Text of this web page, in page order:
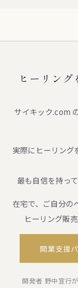
ヒーリン
サイキック.com
実際にヒーリング
最も自信を持っ
在宅で、ご自分
ヒーリング販
開業支援
開発者 野中宣行